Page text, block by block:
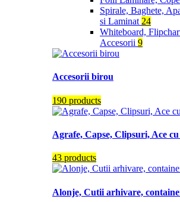
Spirale, Baghete,
si Laminat 24
Whiteboard,
Accesorii 9
Accesorii birou
190 products
Agrafe, Capse, Clipsuri, Ace
43 products
Alonje, Cutii arhivare,